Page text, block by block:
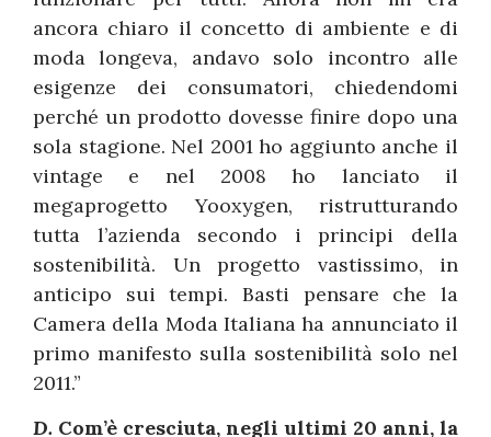
ancora chiaro il concetto di ambiente e di
moda longeva, andavo solo incontro alle
esigenze dei consumatori, chiedendomi
perché un prodotto dovesse finire dopo una
sola stagione. Nel 2001 ho aggiunto anche il
vintage e nel 2008 ho lanciato il
megaprogetto Yooxygen, ristrutturando
tutta l’azienda secondo i principi della
sostenibilità. Un progetto vastissimo, in
anticipo sui tempi. Basti pensare che la
Camera della Moda Italiana ha annunciato il
primo manifesto sulla sostenibilità solo nel
2011.”
D. Com’è cresciuta, negli ultimi 20 anni, la